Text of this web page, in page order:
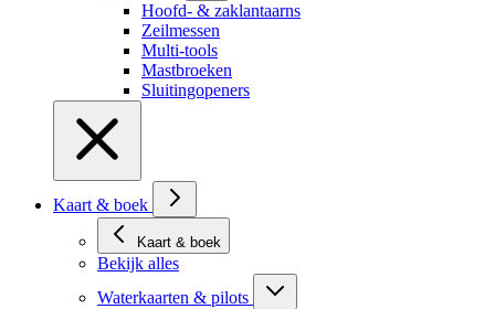
Hoofd- & zaklantaarns
Zeilmessen
Multi-tools
Mastbroeken
Sluitingopeners
Kaart & boek
Kaart & boek
Bekijk alles
Waterkaarten & pilots